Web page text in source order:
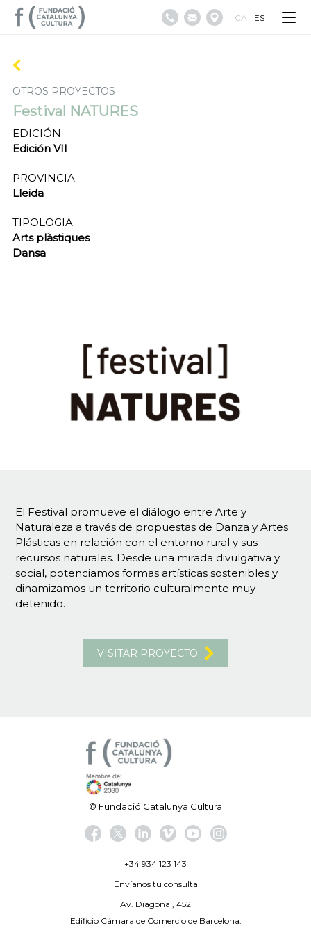
CA ES
OTROS PROYECTOS
Festival NATURES
EDICIÓN
Edición VII
PROVINCIA
Lleida
TIPOLOGIA
Arts plàstiques
Dansa
El Festival promueve el diálogo entre Arte y
Naturaleza a través de propuestas de Danza y Artes
Plásticas en relación con el entorno rural y sus
recursos naturales. Desde una mirada divulgativa y
social, potenciamos formas artísticas sostenibles y
dinamizamos un territorio culturalmente muy
detenido.
VISITAR PROYECTO
© Fundació Catalunya Cultura
+34 934 123 143
Envíanos tu consulta
Av. Diagonal, 452
Edificio Cámara de Comercio de Barcelona.